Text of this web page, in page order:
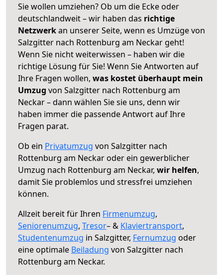
Sie wollen umziehen? Ob um die Ecke oder
deutschlandweit – wir haben das richtige
Netzwerkan unserer Seite, wenn es Umzüge von
Salzgitter nach Rottenburg am Neckar geht!
Wenn Sie nicht weiterwissen – haben wir die
richtige Lösung für Sie! Wenn Sie Antworten auf
Ihre Fragen wollen, was kostet überhaupt mein
Umzug von Salzgitter nach Rottenburg am
Neckar – dann wählen Sie sie uns, denn wir
haben immer die passende Antwort auf Ihre
Fragen parat.
Ob ein Privatumzug von Salzgitter nach
Rottenburg am Neckar oder ein gewerblicher
Umzug nach Rottenburg am Neckar, wir helfen,
damit Sie problemlos und stressfrei umziehen
können.
Allzeit bereit für Ihren Firmenumzug,
Seniorenumzug, Tresor– & Klaviertransport,
Studentenumzug in Salzgitter, Fernumzug oder
eine optimale Beiladung von Salzgitter nach
Rottenburg am Neckar.